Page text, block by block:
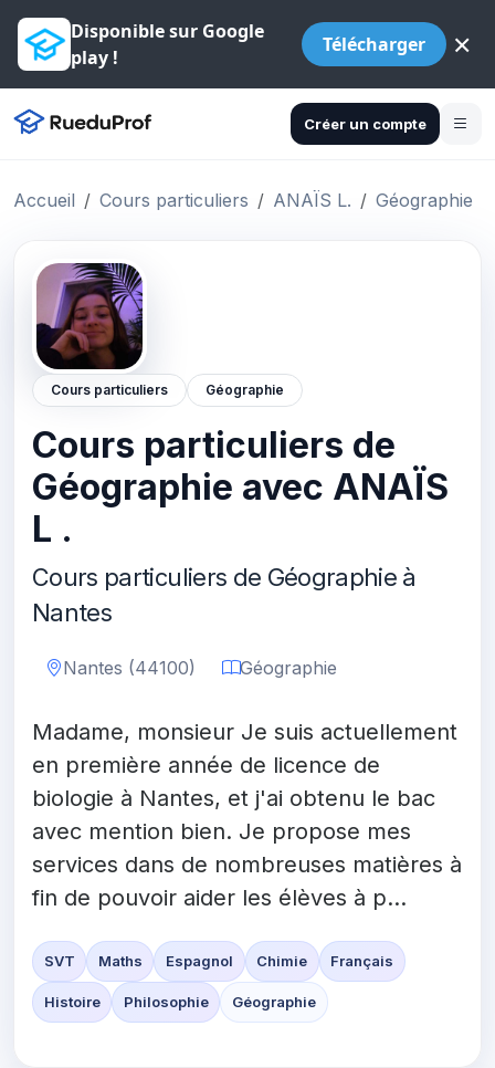
Disponible sur Google
play !
Télécharger ×
Créer un compte
Accueil Cours particuliers ANAÏS L. Géographie
Cours particuliers Géographie
Cours particuliers de
Géographie avec ANAÏS
L .
Cours particuliers de Géographie à
Nantes
Nantes (44100) Géographie
Madame, monsieur Je suis actuellement
en première année de licence de
biologie à Nantes, et j'ai obtenu le bac
avec mention bien. Je propose mes
services dans de nombreuses matières à
fin de pouvoir aider les élèves à p...
SVT Maths Espagnol Chimie Français
Histoire Philosophie Géographie